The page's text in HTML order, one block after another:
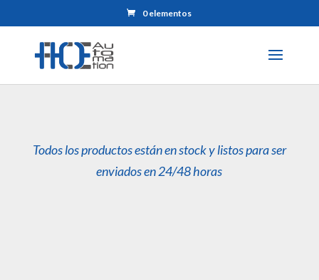
0 elementos
Todos los productos están en stock y listos para ser
enviados en 24/48 horas